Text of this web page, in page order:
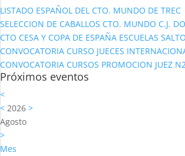
LISTADO ESPAÑOL DEL CTO. MUNDO DE TREC
SELECCION DE CABALLOS CTO. MUNDO C.J.
CTO CESA Y COPA DE ESPAÑA ESCUELAS
CONVOCATORIA CURSO JUECES
CONVOCATORIA CURSOS PROMOCION JUEZ
Próximos eventos
<
< 2026>
Agosto
>
Mes